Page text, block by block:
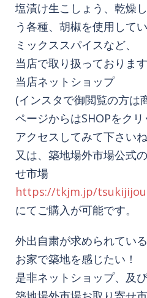
塩漬け生こしょう、乾燥
う各種、胡椒を使用して
ミックススパイスなど、
当店で取り扱っておりま
当店ネットショップ
(インスタで御閲覧の方は
ページからはSHOPをク
アクセスしてみて下さい
又は、築地場外市場公式
せ市場
https://tkjm.jp/
にてご購入が可能です。
外出自粛が求められている
お家で築地を感じたい！
是非ネットショップ、及び